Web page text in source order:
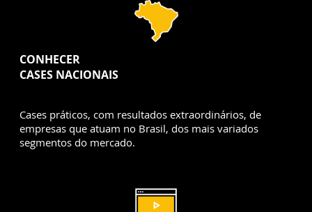
CONHECER
CASES NACIONAIS
Cases práticos, com resultados extraordinários, de
empresas que atuam no Brasil, dos mais variados
segmentos do mercado.